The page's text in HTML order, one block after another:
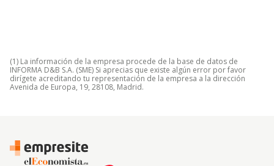
(1) La información de la empresa procede de la base de datos de
INFORMA D&B S.A. (SME) Si aprecias que existe algún error por favor
dirígete acreditando tu representación de la empresa a la dirección
Avenida de Europa, 19, 28108, Madrid.